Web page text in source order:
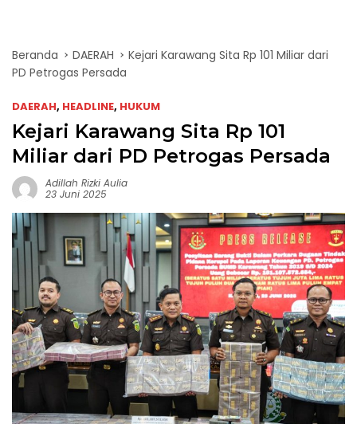
Beranda DAERAH
Kejari Karawang Sita Rp 101 Miliar dari
PD Petrogas Persada
DAERAH, HEADLINE, HUKUM
Kejari Karawang Sita Rp 101
Miliar dari PD Petrogas Persada
Adillah Rizki Aulia
23 Juni 2025